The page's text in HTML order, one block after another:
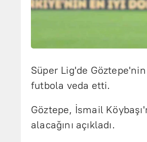
Süper Lig'de Göztepe'nin
futbola veda etti.
Göztepe, İsmail
alacağını açıkladı.